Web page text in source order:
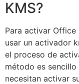
KMS?
Para activar
usar un activador
el proceso de
método es
necesitan activar